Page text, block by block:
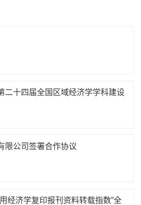
二十四届全国区域经济学学科建设
限公司签署合作协议
经济学复印报刊资料转载指数”全